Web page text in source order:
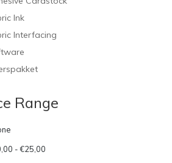
Ink
Interfacing
Range
- €25,00